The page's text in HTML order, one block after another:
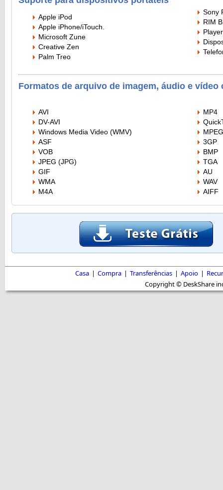
Apple iPod
Apple iPhone/iTouch.
Microsoft Zune
Creative Zen
Palm Treo
Sony
RIM
Formatos de arquivo de imagem, áudio e vídeo
AVI
DV-AVI
Windows Media Video (WMV)
ASF
VOB
JPEG (JPG)
GIF
WMA
M4A
MP4
3GP
BMP
TGA
AU
WAV
AIFF
Casa | Compra | Transferências | Apoio |
Copyright © DeskShare